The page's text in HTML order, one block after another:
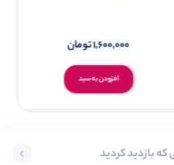
افزودن به سبد
1,600,000تومان
بازدید کردید